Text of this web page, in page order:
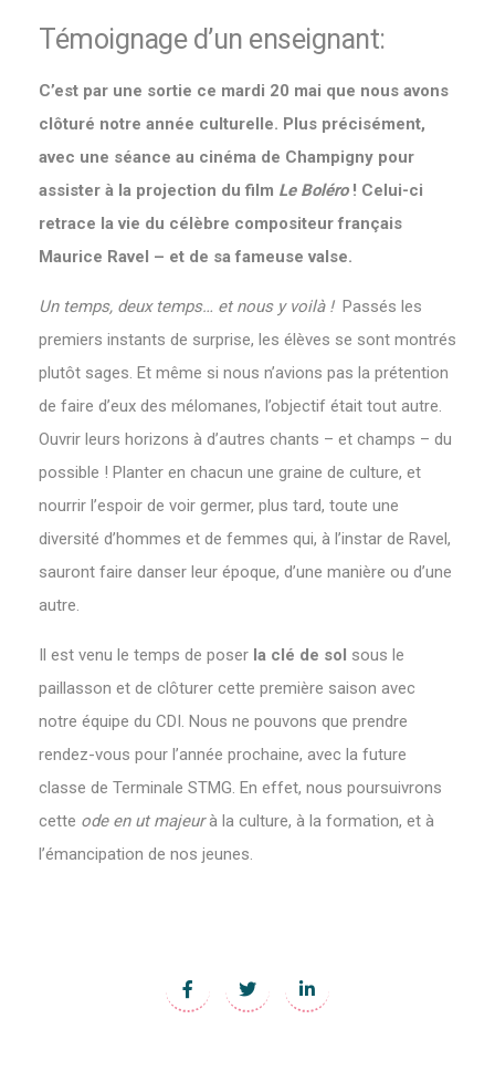
Témoignage d’un enseignant:
C’est par une sortie ce mardi 20 mai que nous avons
clôturé notre année culturelle. Plus précisément,
avec une séance au cinéma de Champigny pour
assister à la projection du film Le Boléro! Celui-ci
retrace la vie du célèbre compositeur français
Maurice Ravel – et de sa fameuse valse.
Un temps, deux temps… et nous y voilà !Passés les
premiers instants de surprise, les élèves se sont montrés
plutôt sages. Et même si nous n’avions pas la prétention
de faire d’eux des mélomanes, l’objectif était tout autre.
Ouvrir leurs horizons à d’autres chants – et champs – du
possible ! Planter en chacun une graine de culture, et
nourrir l’espoir de voir germer, plus tard, toute une
diversité d’hommes et de femmes qui, à l’instar de Ravel,
sauront faire danser leur époque, d’une manière ou d’une
autre.
Il est venu le temps de poser la clé de sol sous le
paillasson et de clôturer cette première saison avec
notre équipe du CDI. Nous ne pouvons que prendre
rendez-vous pour l’année prochaine, avec la future
classe de Terminale STMG. En effet, nous poursuivrons
cette ode en ut majeurà la culture, à la formation, et à
l’émancipation de nos jeunes.